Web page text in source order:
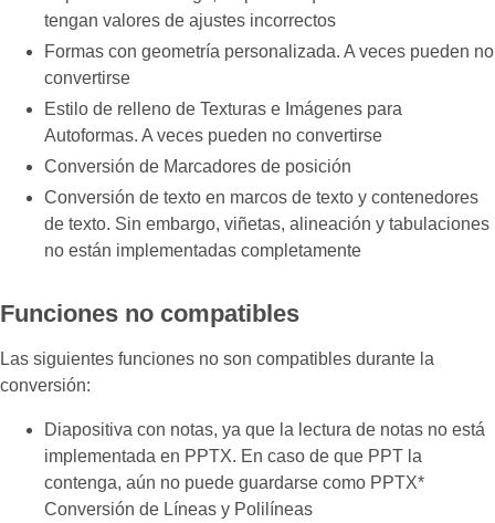
tengan valores de ajustes incorrectos
Formas con geometría personalizada. A veces pueden no
convertirse
Estilo de relleno de Texturas e Imágenes para
Autoformas. A veces pueden no convertirse
Conversión de Marcadores de posición
Conversión de texto en marcos de texto y contenedores
de texto. Sin embargo, viñetas, alineación y tabulaciones
no están implementadas completamente
Funciones no compatibles
Las siguientes funciones no son compatibles durante la
conversión:
Diapositiva con notas, ya que la lectura de notas no está
implementada en PPTX. En caso de que PPT la
contenga, aún no puede guardarse como PPTX*
Conversión de Líneas y Polilíneas